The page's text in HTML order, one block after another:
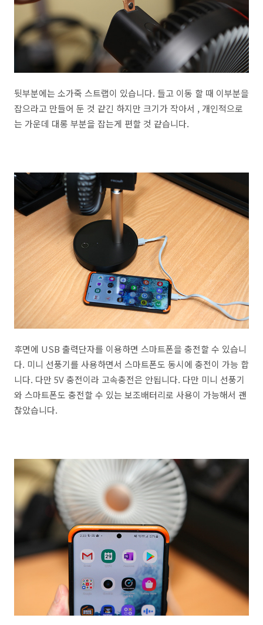
뒷부분에는 소가죽 스트랩이 있습니다. 들고 이동 할 때 이부분을
잡으라고 만들어 둔 것 같긴 하지만 크기가 작아서 , 개인적으로
는 가운데 대롱 부분을 잡는게 편할 것 같습니다.
후면에 USB 출력단자를 이용하면 스마트폰을 충전할 수 있습니
다. 미니 선풍기를 사용하면서 스마트폰도 동시에 충전이 가능 합
니다. 다만 5V 충전이라 고속충전은 안됩니다. 다만 미니 선풍기
와 스마트폰도 충전할 수 있는 보조배터리로 사용이 가능해서 괜
찮았습니다.